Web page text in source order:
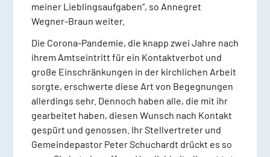
meiner Lieblingsaufgaben“, so Annegret
Wegner-Braun weiter.
Die Corona-Pandemie, die knapp zwei Jahre nach
ihrem Amtseintritt für ein Kontaktverbot und
große Einschränkungen in der kirchlichen Arbeit
sorgte, erschwerte diese Art von Begegnungen
allerdings sehr. Dennoch haben alle, die mit ihr
gearbeitet haben, diesen Wunsch nach Kontakt
gespürt und genossen. Ihr Stellvertreter und
Gemeindepastor Peter Schuchardt drückt es so